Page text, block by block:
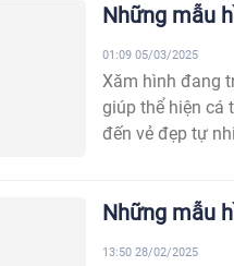
Những mẫu
Xăm hình đang
giúp thể hiện cá
đến vẻ đẹp tự
01:09 05/03/2025
Những mẫu
13:50 28/02/2025